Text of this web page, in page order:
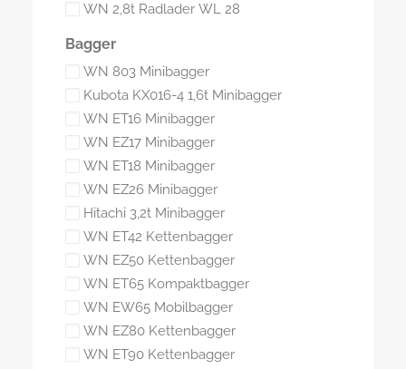
WN 2,8t Radlader WL 28
Bagger
WN 803 Minibagger
Kubota KX016-4 1,6t Minibagger
WN ET16 Minibagger
WN EZ17 Minibagger
WN ET18 Minibagger
WN EZ26 Minibagger
Hitachi 3,2t Minibagger
WN ET42 Kettenbagger
WN EZ50 Kettenbagger
WN ET65 Kompaktbagger
WN EW65 Mobilbagger
WN EZ80 Kettenbagger
WN ET90 Kettenbagger